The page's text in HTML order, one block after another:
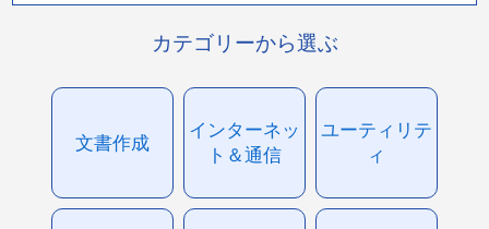
カテゴリーから選ぶ
文書作成
インターネッ
ト＆通信
ユーティリテ
ィ